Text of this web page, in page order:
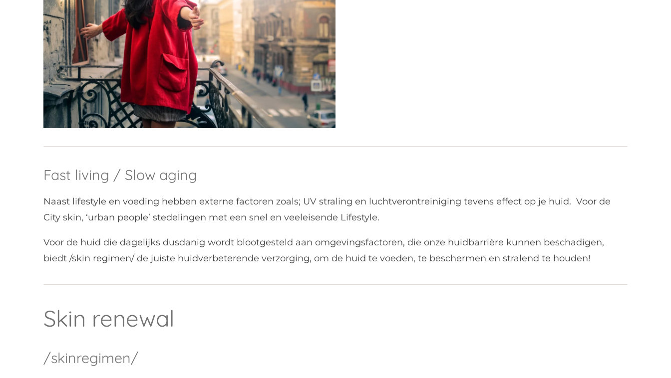
Fast living / Slow aging
Naast lifestyle en voeding hebben externe factoren zoals; UV straling en luchtverontreiniging tevens effect op je huid. Voor de
City skin, ‘urban people’ stedelingen met een snel en veeleisende Lifestyle.
Voor de huid die dagelijks dusdanig wordt blootgesteld aan omgevingsfactoren, die onze huidbarrière kunnen beschadigen,
biedt /skin regimen/ de juiste huidverbeterende verzorging, om de huid te voeden, te beschermen en stralend te houden!
Skin renewal
/skinregimen/